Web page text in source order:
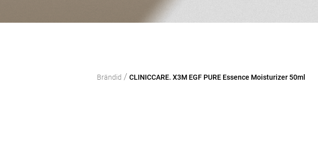
Brändid / CLINICCARE. X3M EGF PURE Essence Moisturizer 50ml